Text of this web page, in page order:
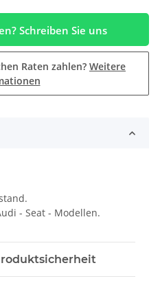
Schreiben Sie uns
Raten zahlen? Weitere
- Seat - Modellen.